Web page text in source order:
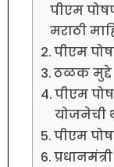
पीएम
मराठी
पीएम
ठळक मुद्दे
पीएम
योजनेची
पीएम